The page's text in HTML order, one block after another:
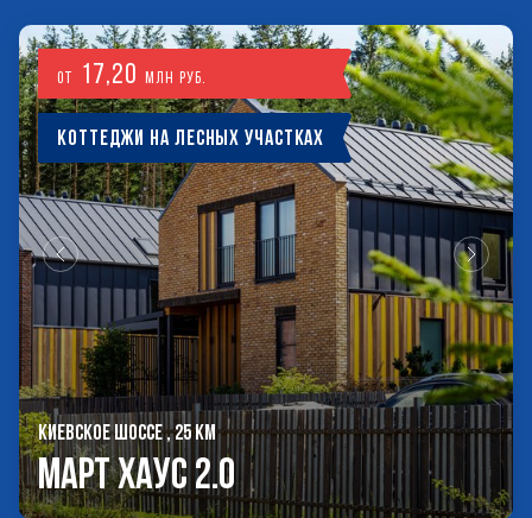
от 17,20 млн руб.
Коттеджи на лесных участках
КИЕВСКОЕ ШОССЕ , 25 КМ
Март Хаус 2.0